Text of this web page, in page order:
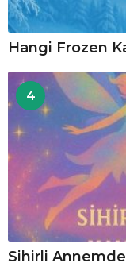
Hangi Frozen
4
Sihirli